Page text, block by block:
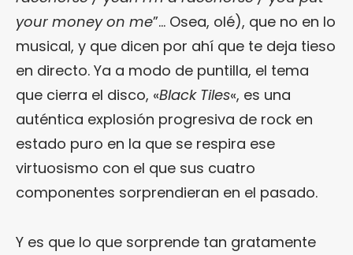
your money on me”… Osea, olé), que no en lo
musical, y que dicen por ahí que te deja tieso
en directo. Ya a modo de puntilla, el tema
que cierra el disco, «Black Tiles«, es una
auténtica explosión progresiva de rock en
estado puro en la que se respira ese
virtuosismo con el que sus cuatro
componentes sorprendieran en el pasado.
Y es que lo que sorprende tan gratamente